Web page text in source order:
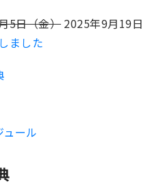
5日（金） 2025年9月19日
ました
ール